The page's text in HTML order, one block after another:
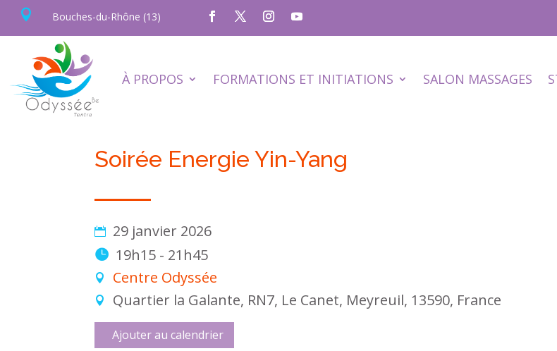
 Bouches-du-Rhône (13)
À PROPOS FORMATIONS ET INITIATIONS SALON MASSAGES
Soirée Energie Yin-Yang
29 janvier 2026
19h15 - 21h45
Centre Odyssée
Quartier la Galante, RN7, Le Canet, Meyreuil, 13590, France
Ajouter au calendrier